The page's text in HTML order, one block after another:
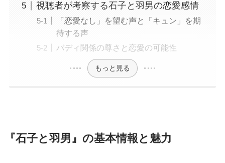
視聴者が考察する石子と羽男の恋愛感情
「恋愛なし」を望む声と「キュン」を期
待する声
バディ関係の尊さと恋愛の可能性
もっと見る
『石子と羽男』の基本情報と魅力